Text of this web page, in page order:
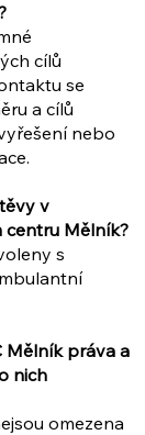
cílů
se
a cílů
nebo
v
Mělník?
s
Mělník práva a
nich
omezena